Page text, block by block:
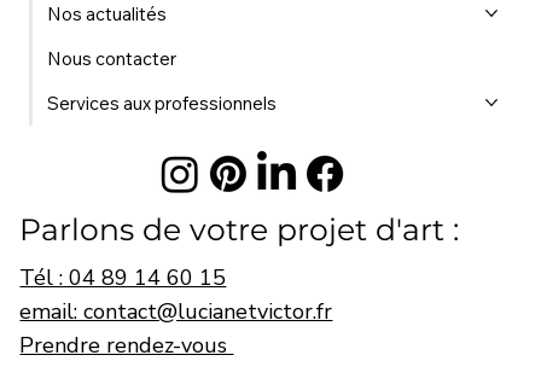
Parlons de votre projet d'art :
Tél : 04 89 14 60 15
email: contact@lucianetvictor.fr
Prendre rendez-vous
Nos actualités
Nous contacter
Services aux professionnels